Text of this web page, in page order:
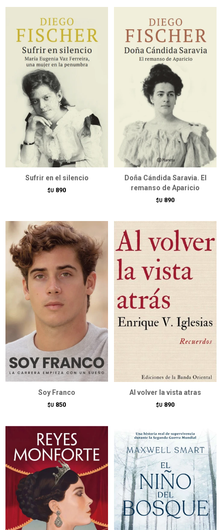
Sufrir en el silencio
$U 890
Doña Cándida Saravia. El
remanso de Aparicio
$U 890
Soy Franco
$U 850
Al volver la vista atras
$U 890